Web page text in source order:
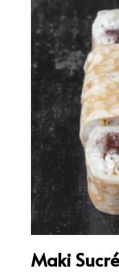
Maki